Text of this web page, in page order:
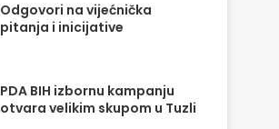
Odgovori na vijećnička
pitanja i inicijative
PDA BIH izbornu kampanju
otvara velikim skupom u Tuzli